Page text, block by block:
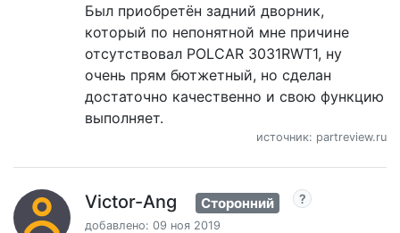
Был приобретён задний дворник,
который по непонятной мне причине
отсутствовал POLCAR 3031RWT1, ну
очень прям бютжетный, но сделан
достаточно качественно и свою функцию
выполняет.
источник: partreview.ru
Victor-Ang Сторонний
добавлено: 09 ноя 2019